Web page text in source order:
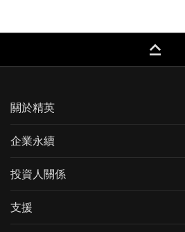
keyboard_capslock
關於精英
企業永續
投資人關係
支援